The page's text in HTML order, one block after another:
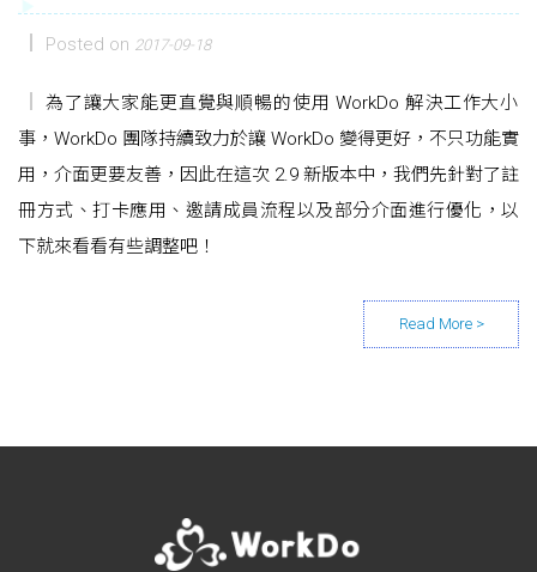
Posted on 2017-09-18
為了讓大家能更直覺與順暢的使用 WorkDo 解決工作大小
事，WorkDo 團隊持續致力於讓 WorkDo 變得更好，不只功能實
用，介面更要友善，因此在這次 2.9 新版本中，我們先針對了註
冊方式、打卡應用、邀請成員流程以及部分介面進行優化，以
下就來看看有些調整吧！
Posts navigation